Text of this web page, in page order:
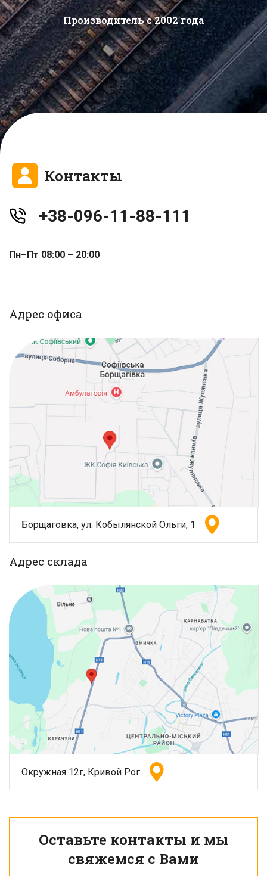
Производитель с 2002 года
Контакты
+38-096-11-88-111
Пн–Пт 08:00 – 20:00
Адрес офиса
Борщаговка, ул. Кобылянской Ольги, 1
Адрес склада
Окружная 12г, Кривой Рог
Оставьте контакты и мы
свяжемся с Вами